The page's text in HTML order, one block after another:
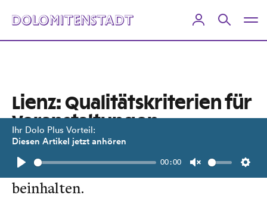
Ihr Dolo Plus Vorteil:
Diesen Artikel jetzt anhören
Play
00:00
Unmute
Lienz: Qualitätskriterien für
Veranstaltungen
Die geplante Definition soll auch
Limit für Lautstärke bei Events
beinhalten.